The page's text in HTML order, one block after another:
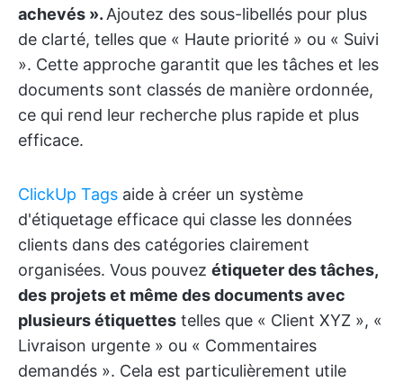
achevés ». Ajoutez des sous-libellés pour plus
de clarté, telles que « Haute priorité » ou « Suivi
». Cette approche garantit que les tâches et les
documents sont classés de manière ordonnée,
ce qui rend leur recherche plus rapide et plus
efficace.
ClickUp Tags aide à créer un système
d'étiquetage efficace qui classe les données
clients dans des catégories clairement
organisées. Vous pouvez étiqueter des tâches,
des projets et même des documents avec
plusieurs étiquettes telles que « Client XYZ », «
Livraison urgente » ou « Commentaires
demandés ». Cela est particulièrement utile